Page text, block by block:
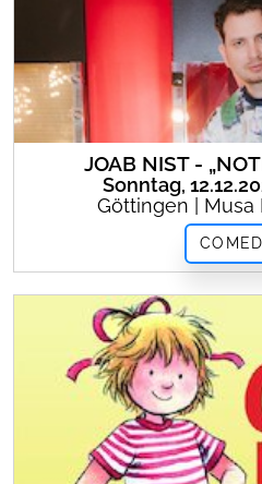
JOAB NIST -
Sonntag,
Göttingen |